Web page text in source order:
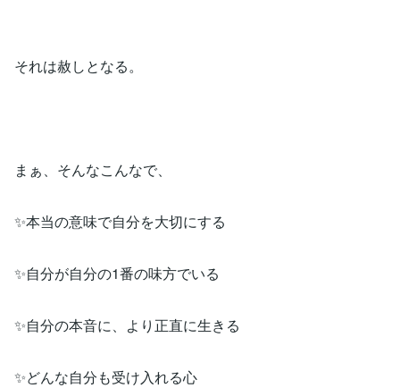
それは赦しとなる。
まぁ、そんなこんなで、
✨本当の意味で自分を大切にする
✨自分が自分の1番の味方でいる
✨自分の本音に、より正直に生きる
✨どんな自分も受け入れる心